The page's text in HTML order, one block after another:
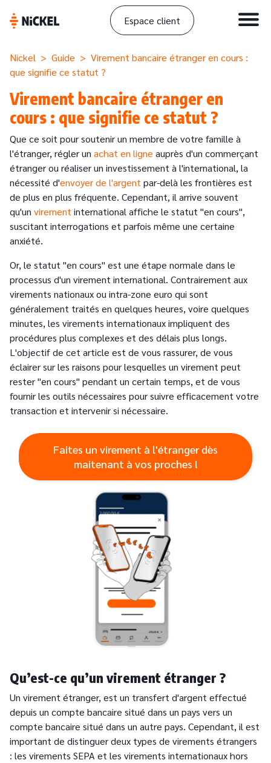
Espace client
Nickel > Guide > Virement bancaire étranger en cours :
que signifie ce statut ?
Virement bancaire étranger en
cours : que signifie ce statut ?
Que ce soit pour soutenir un membre de votre famille à
l'étranger, régler un achat en ligne auprès d'un commerçant
étranger ou réaliser un investissement à l'international, la
nécessité d'envoyer de l'argent par-delà les frontières est
de plus en plus fréquente. Cependant, il arrive souvent
qu'un virement international affiche le statut "en cours",
suscitant interrogations et parfois même une certaine
anxiété.
Or, le statut "en cours" est une étape normale dans le
processus d'un virement international. Contrairement aux
virements nationaux ou intra-zone euro qui sont
généralement traités en quelques heures, voire quelques
minutes, les virements internationaux impliquent des
procédures plus complexes et des délais plus longs.
L'objectif de cet article est de vous rassurer, de vous
éclairer sur les raisons pour lesquelles un virement peut
rester "en cours" pendant un certain temps, et de vous
fournir les outils nécessaires pour suivre efficacement votre
transaction et intervenir si nécessaire.
Faites un virement à l'étranger dès
maitenant à vos proches !
Qu’est-ce qu’un virement étranger ?
Un virement étranger, est un transfert d'argent effectué
depuis un compte bancaire situé dans un pays vers un
compte bancaire situé dans un autre pays. Cependant, il est
important de distinguer deux types de virements étrangers
: les virements SEPA et les virements internationaux hors